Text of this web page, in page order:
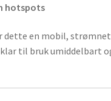
hotspots
dette en mobil,
klar til bruk umiddelbart